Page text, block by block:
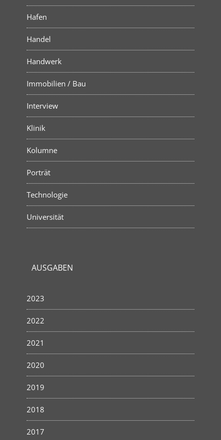
Hafen
Handel
Handwerk
Immobilien / Bau
Interview
Klinik
Kolumne
Porträt
Technologie
Universität
AUSGABEN
2023
2022
2021
2020
2019
2018
2017